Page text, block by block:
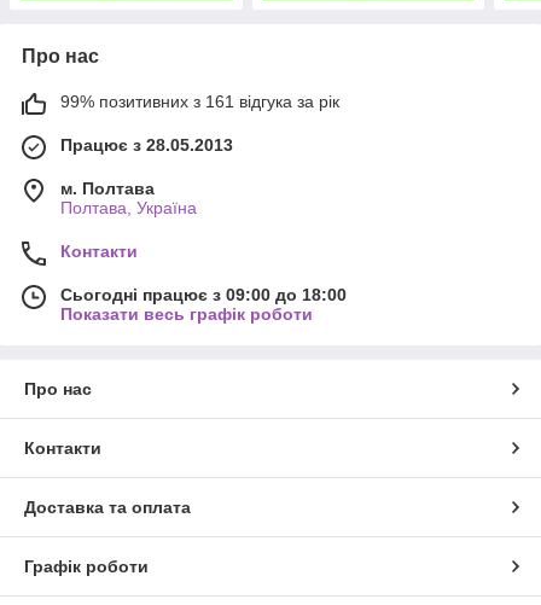
Про нас
99% позитивних з 161 відгука за рік
Працює з 28.05.2013
м. Полтава
Полтава, Україна
Контакти
Сьогодні працює з 09:00 до 18:00
Показати весь графік роботи
Про нас
Контакти
Доставка та оплата
Графік роботи